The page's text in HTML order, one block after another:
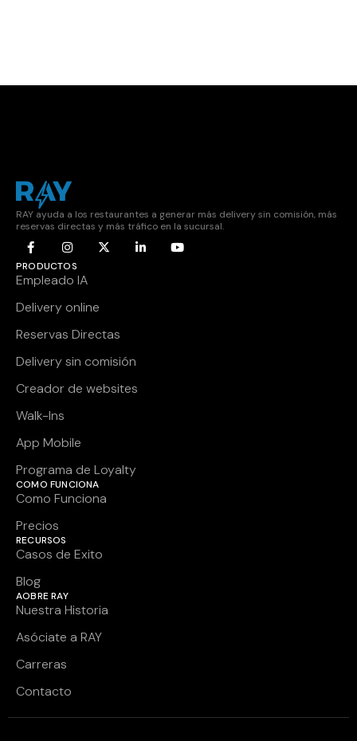
RAY ayuda a los restaurantes a generar más delivery sin comisión, más
reservas directas y más tráfico en la sucursal.
PRODUCTOS
Empleado IA
Delivery online
Reservas Directas
Delivery sin comisión
Creador de websites
Walk-Ins
App Mobile
Programa de Loyalty
COMO FUNCIONA
Como Funciona
Precios
RECURSOS
Casos de Exito
Blog
AOBRE RAY
Nuestra Historia
Asóciate a RAY
Carreras
Contacto